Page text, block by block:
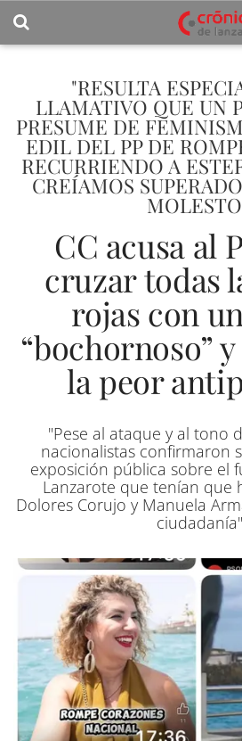
"RESULTA
LLAMATIVO QUE UN
PRESUME DE
EDIL DEL PP DE
RECURRIENDO A
CREÍAMOS
CC acusa al
cruzar todas
rojas con
“bochornoso”
la peor
"Pese al ataque y al tono
nacionalistas confirmaron
exposición pública sobre el
Lanzarote que tenían que
Dolores Corujo y Manuela
ciudadanía"